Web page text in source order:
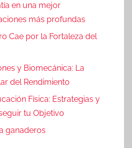
en una mejor
más profundas
Cae por la Fortaleza del
y Biomecánica: La
del Rendimiento
Física: Estrategias y
tu Objetivo
ganaderos